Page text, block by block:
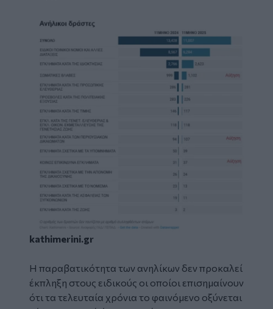
Image
kathimerini.gr
Η παραβατικότητα των ανηλίκων δεν προκαλεί
έκπληξη στους ειδικούς οι οποίοι επισημαίνουν
ότι τα τελευταία χρόνια το φαινόμενο οξύνεται